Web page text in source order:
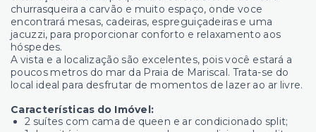
churrasqueira a carvão e muito espaço, onde voce
encontrará mesas, cadeiras, espreguiçadeiras e uma
jacuzzi, para proporcionar conforto e relaxamento aos
hóspedes.
A vista e a localização são excelentes, pois você estará a
poucos metros do mar da Praia de Mariscal. Trata-se do
local ideal para desfrutar de momentos de lazer ao ar livre.
Características do Imóvel:
2 suítes com cama de queen e ar condicionado split;